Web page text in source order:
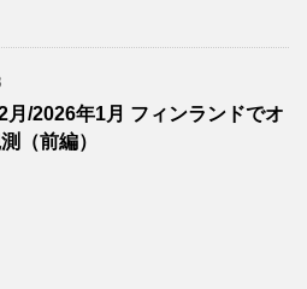
月/2026年1月 フィンランドでオ
（前編）